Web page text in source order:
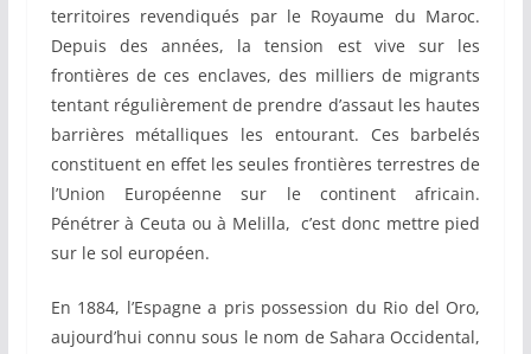
territoires revendiqués par le Royaume du Maroc.
Depuis des années, la tension est vive sur les
frontières de ces enclaves, des milliers de migrants
tentant régulièrement de prendre d’assaut les hautes
barrières métalliques les entourant. Ces barbelés
constituent en effet les seules frontières terrestres de
l’Union Européenne sur le continent africain.
Pénétrer à Ceuta ou à Melilla, c’est donc mettre pied
sur le sol européen.
En 1884, l’Espagne a pris possession du Rio del Oro,
aujourd’hui connu sous le nom de Sahara Occidental,